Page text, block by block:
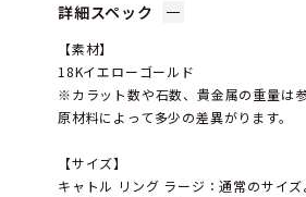
詳細スペック
【素材】
18Kイエローゴールド
※カラット数や石数、貴金属の重量は
原材料によって多少の差異がります。
【サイズ】
キャトル リング ラージ：通常のサイ